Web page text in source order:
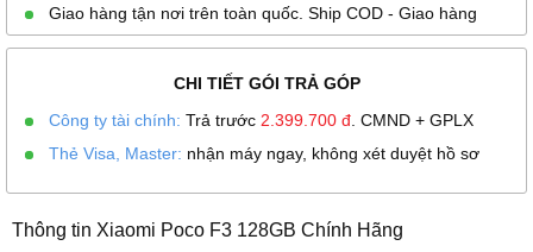
Giao hàng tận nơi trên toàn quốc. Ship COD - Giao hàng
CHI TIẾT GÓI TRẢ GÓP
Công ty tài chính: Trả trước 2.399.700 đ . CMND + GPLX
Thẻ Visa, Master: nhận máy ngay, không xét duyệt hồ sơ
Thông tin Xiaomi Poco F3 128GB Chính Hãng